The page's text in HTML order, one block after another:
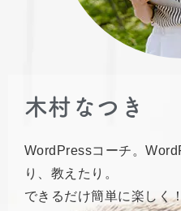
木村なつき
WordPressコーチ。
り、教えたり。
できるだけ簡単に楽しく